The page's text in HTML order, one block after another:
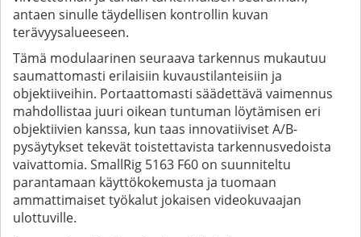
antaen sinulle täydellisen kontrollin kuvan
terävyysalueeseen.
Tämä modulaarinen seuraava tarkennus mukautuu
saumattomasti erilaisiin kuvaustilanteisiin ja
objektiiveihin. Portaattomasti säädettävä vaimennus
mahdollistaa juuri oikean tuntuman löytämisen eri
objektiivien kanssa, kun taas innovatiiviset A/B-
pysäytykset tekevät toistettavista tarkennusvedoista
vaivattomia. SmallRig 5163 F60 on suunniteltu
parantamaan käyttökokemusta ja tuomaan
ammattimaiset työkalut jokaisen videokuvaajan
ulottuville.